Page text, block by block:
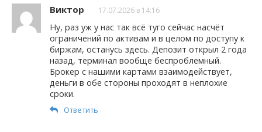
Виктор 17.07.2026 в 14:16
Ну, раз уж у нас так всё туго сейчас насчёт
ограничений по активам и в целом по доступу к
биржам, останусь здесь. Депозит открыл 2 года
назад, терминал вообще беспроблемный.
Брокер с нашими картами взаимодействует,
деньги в обе стороны проходят в неплохие
сроки.
Ответить